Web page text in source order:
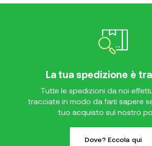
La tua spedizione è
Tutte le spedizioni da noi
tracciate in modo da farti sapere
tuo acquisto sul nostro
Dove? Eccola qui